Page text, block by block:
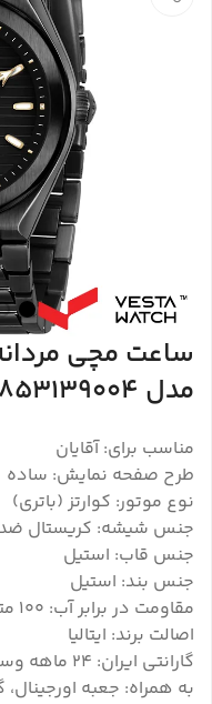
مدل R8853139004
مناسب برای: آقایان
طرح صفحه نمایش: ساده
نوع موتور: کوارتز (باتری)
جنس شیشه: کریستال
جنس قاب: استیل
جنس بند: استیل
مقاومت در برابر آب: ۱۰۰ متر
اصالت برند: ایتالیا
گارانتی ایران: ۲۴ ماهه وستا سرویس
به همراه: جعبه اورجینال،